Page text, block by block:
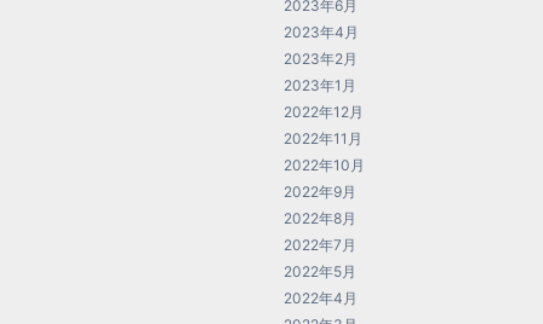
2023年6月
2023年4月
2023年2月
2023年1月
2022年12月
2022年11月
2022年10月
2022年9月
2022年8月
2022年7月
2022年5月
2022年4月